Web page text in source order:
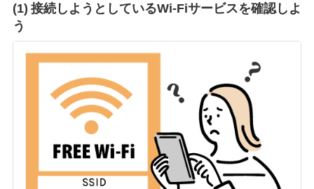
(1) 接続しようとしているWi-Fiサービスを確認しよ
う